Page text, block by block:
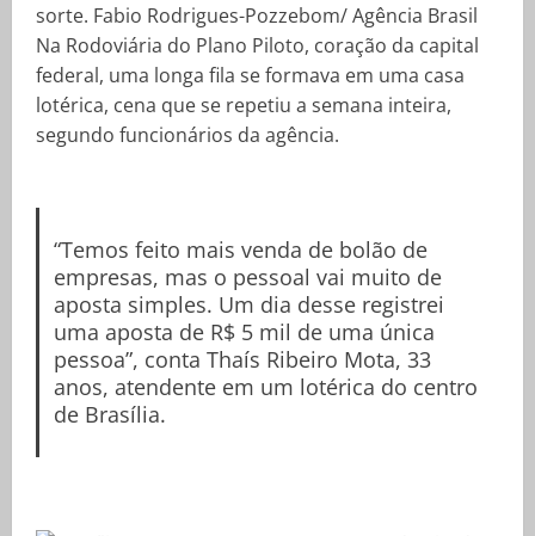
sorte. Fabio Rodrigues-Pozzebom/ Agência Brasil
Na Rodoviária do Plano Piloto, coração da capital
federal, uma longa fila se formava em uma casa
lotérica, cena que se repetiu a semana inteira,
segundo funcionários da agência.
“Temos feito mais venda de bolão de
empresas, mas o pessoal vai muito de
aposta simples. Um dia desse registrei
uma aposta de R$ 5 mil de uma única
pessoa”, conta Thaís Ribeiro Mota, 33
anos, atendente em um lotérica do centro
de Brasília.